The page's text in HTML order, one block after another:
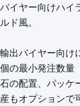
バイヤー向けハイ
ルド風。
輸出バイヤー向け
個の最小発注数量
石の配置、パッケ
産もオプションで